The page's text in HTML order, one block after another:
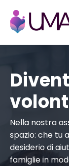
Nella nostra
spazio: che tu
desiderio di
famiglie in